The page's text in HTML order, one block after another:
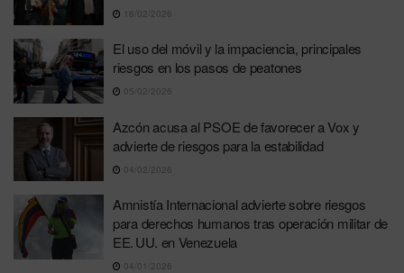
18/02/2026
El uso del móvil y la impaciencia, principales
riesgos en los pasos de peatones
05/02/2026
Azcón acusa al PSOE de favorecer a Vox y
advierte de riesgos para la estabilidad
04/02/2026
Amnistía Internacional advierte sobre riesgos
para derechos humanos tras operación militar de
EE. UU. en Venezuela
04/01/2026